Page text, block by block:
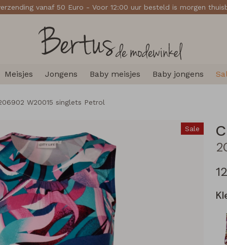
vanaf 50 Euro - Voor 12:00 uur besteld is morgen
Meisjes Jongens Baby meisjes Baby jongens
W20015 singlets Petrol
Sale